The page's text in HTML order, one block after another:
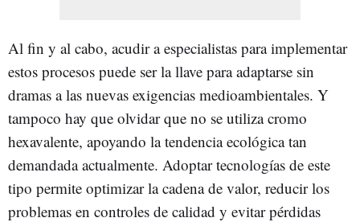
Al fin y al cabo, acudir a especialistas para implementar
estos procesos puede ser la llave para adaptarse sin
dramas a las nuevas exigencias medioambientales. Y
tampoco hay que olvidar que no se utiliza cromo
hexavalente, apoyando la tendencia ecológica tan
demandada actualmente. Adoptar tecnologías de este
tipo permite optimizar la cadena de valor, reducir los
problemas en controles de calidad y evitar pérdidas